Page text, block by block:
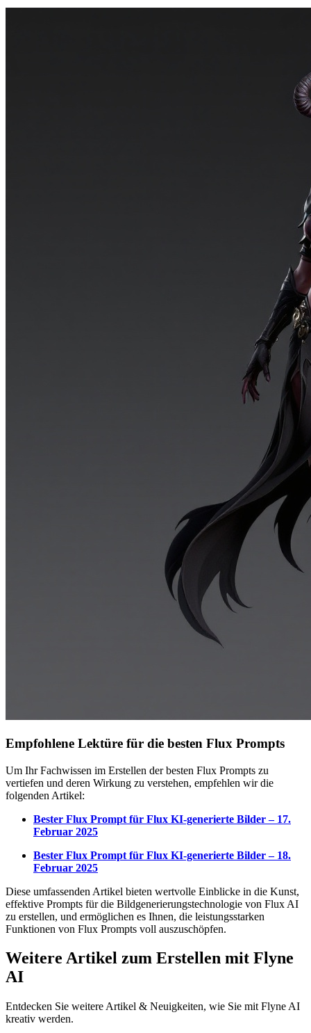
Empfohlene Lektüre für die besten Flux Prompts
Um Ihr Fachwissen im Erstellen der besten Flux Prompts zu
vertiefen und deren Wirkung zu verstehen, empfehlen wir die
folgenden Artikel:
Bester Flux Prompt für Flux KI-generierte Bilder – 17.
Februar 2025
Bester Flux Prompt für Flux KI-generierte Bilder – 18.
Februar 2025
Diese umfassenden Artikel bieten wertvolle Einblicke in die Kunst,
effektive Prompts für die Bildgenerierungstechnologie von Flux AI
zu erstellen, und ermöglichen es Ihnen, die leistungsstarken
Funktionen von Flux Prompts voll auszuschöpfen.
Weitere Artikel zum Erstellen mit Flyne
AI
Entdecken Sie weitere Artikel & Neuigkeiten, wie Sie mit Flyne AI
kreativ werden.